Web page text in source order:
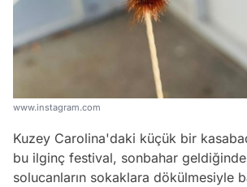
www.instagram.com
Kuzey Carolina'daki küçük bir
bu ilginç festival, sonbahar
solucanların sokaklara dökülmesiyle